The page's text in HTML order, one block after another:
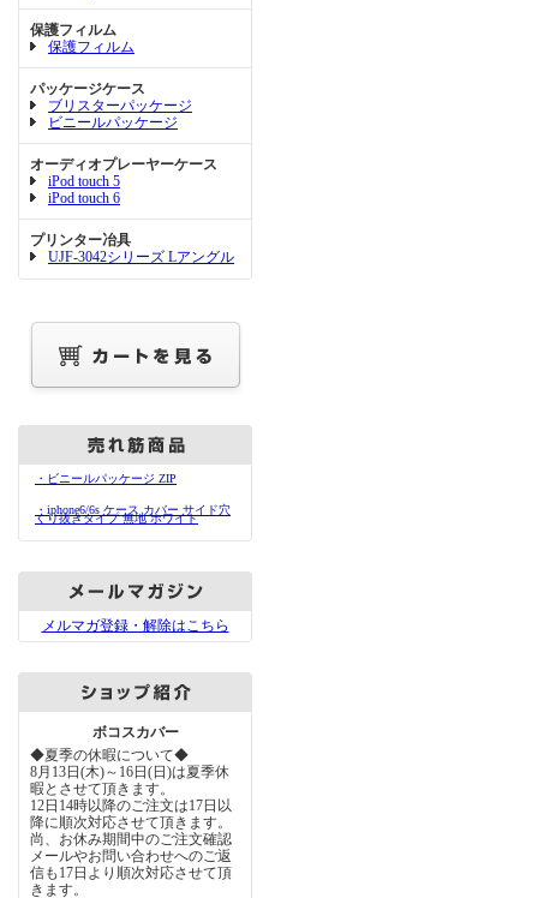
保護フィルム
保護フィルム
パッケージケース
ブリスターパッケージ
ビニールパッケージ
オーディオプレーヤーケース
iPod touch 5
iPod touch 6
プリンター冶具
UJF-3042シリーズ Lアングル
・ビニールパッケージ ZIP
・iphone6/6s ケース カバー サイド穴
くり抜きタイプ 無地 ホワイト
メルマガ登録・解除はこちら
ボコスカバー
◆夏季の休暇について◆
8月13日(木)～16日(日)は夏季休
暇とさせて頂きます。
12日14時以降のご注文は17日以
降に順次対応させて頂きます。
尚、お休み期間中のご注文確認
メールやお問い合わせへのご返
信も17日より順次対応させて頂
きます。